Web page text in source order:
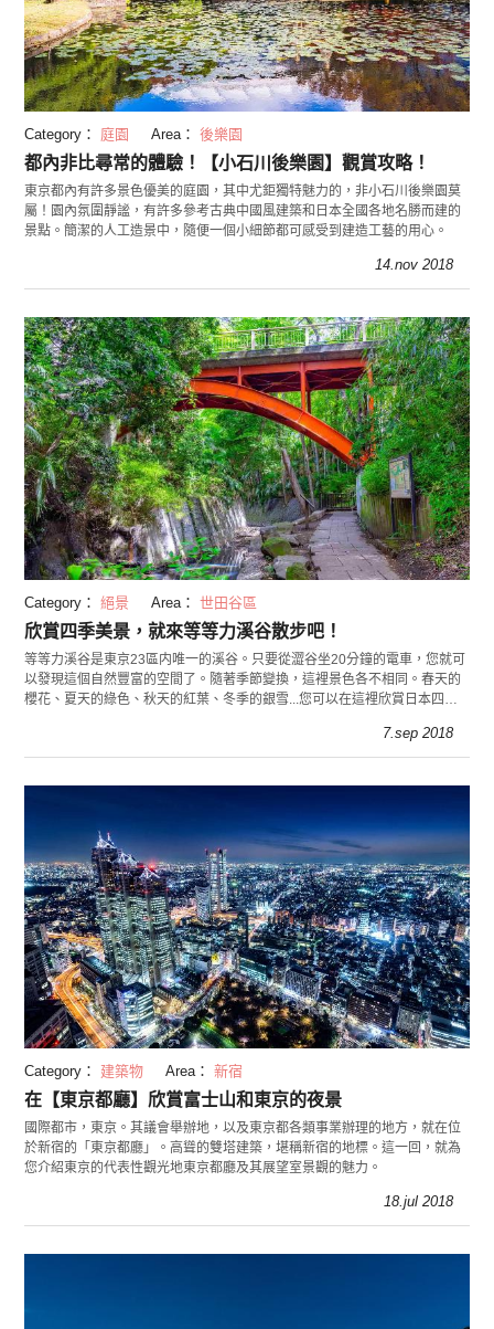
Category： 庭園 Area： 後樂園
都內非比尋常的體驗！【小石川後樂園】觀賞攻略！
東京都內有許多景色優美的庭園，其中尤鉅獨特魅力的，非小石川後樂園莫
屬！園內氛圍靜謐，有許多參考古典中國風建築和日本全國各地名勝而建的
景點。簡潔的人工造景中，隨便一個小細節都可感受到建造工藝的用心。
14.nov 2018
Category： 絕景 Area： 世田谷區
欣賞四季美景，就來等等力溪谷散步吧！
等等力溪谷是東京23區内唯一的溪谷。只要從澀谷坐20分鐘的電車，您就可
以發現這個自然豐富的空間了。隨著季節變換，這裡景色各不相同。春天的
櫻花、夏天的綠色、秋天的紅葉、冬季的銀雪...您可以在這裡欣賞日本四季
7.sep 2018
Category： 建築物 Area： 新宿
在【東京都廳】欣賞富士山和東京的夜景
國際都市，東京。其議會舉辦地，以及東京都各類事業辦理的地方，就在位
於新宿的「東京都廳」。高聳的雙塔建築，堪稱新宿的地標。這一回，就為
您介紹東京的代表性觀光地東京都廳及其展望室景觀的魅力。
18.jul 2018